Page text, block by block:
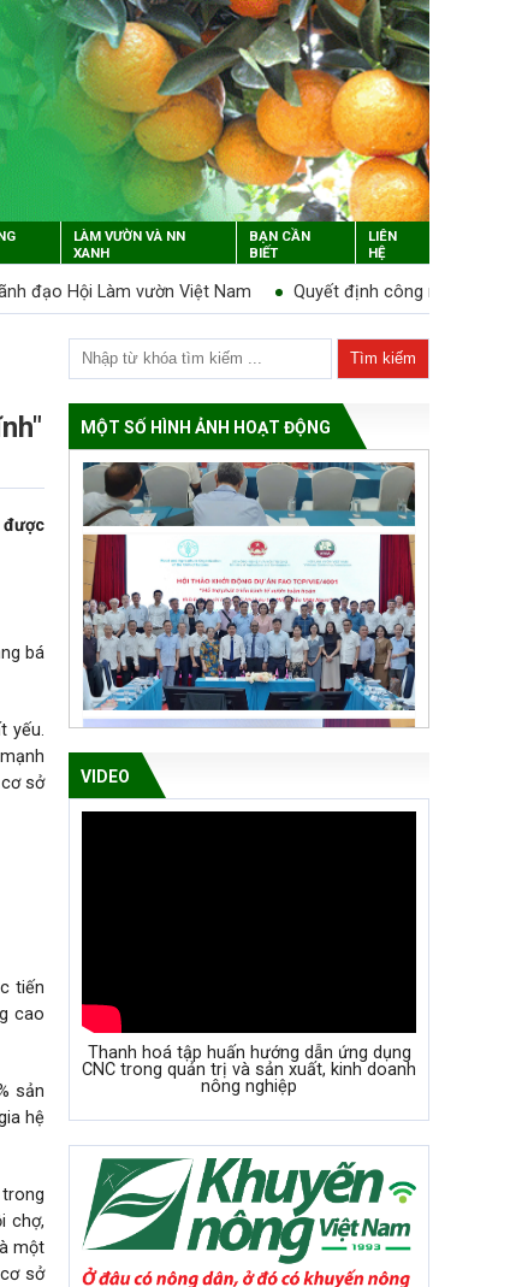
LÀM VƯỜN VÀ NN
XANH
BẠN CẦN
BIẾT
LIÊN
HỆ
nhiệm vụ cho Ủy viên BCH, BTV được bầu bổ sung tháng 3/
bá
yếu.
sở
tiến
cao
sản
hệ
chợ,
một
sở
MỘT SỐ HÌNH ẢNH HOẠT ĐỘNG
VIDEO
Thanh hoá tập huấn hướng dẫn ứng dụng
CNC trong quản trị và sản xuất, kinh doanh
nông nghiệp